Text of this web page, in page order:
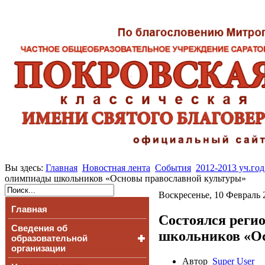
Вы здесь: Главная Новостная лента События 2012-2013 уч.год
олимпиады школьников «Основы православной культуры»
Главная
Сведения об
образовательной
организации
Воскресенье, 10 Февраль
Состоялся
школьников
Автор Super User